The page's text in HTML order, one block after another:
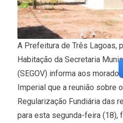
A Prefeitura de Três Lagoas,
Habitação da Secretaria
(SEGOV) informa aos
Imperial que a reunião sobre
Regularização Fundiária das
para esta segunda-feira (18),